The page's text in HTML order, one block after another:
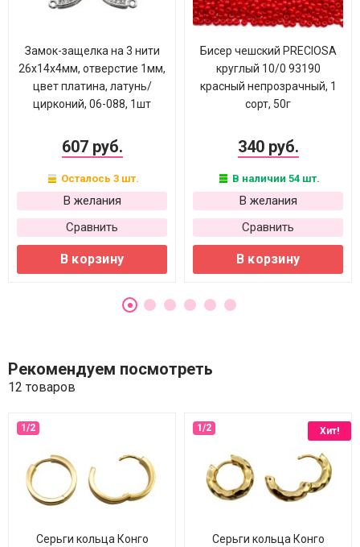
Замок-защелка на 3 нити
26х14х4мм, отверстие 1мм,
цвет платина, латунь/
цирконий, 06-088, 1шт
607 руб.
Осталось 3 шт.
В желания
Сравнить
В корзину
Бисер чешский PRECIOSA
круглый 10/0 93190
красный непрозрачный, 1
сорт, 50г
340 руб.
В наличии 54 шт.
В желания
Сравнить
В корзину
Рекомендуем посмотреть
12 товаров
Серьги кольца Конго
Хит!
Серьги кольца Конго